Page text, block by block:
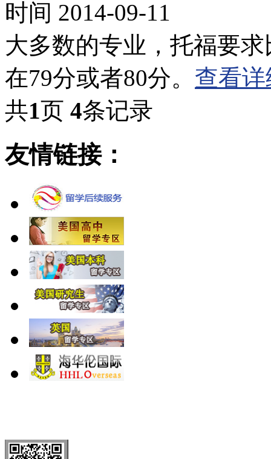
时间 2014-09-11
大多数的专业，托福要
在79分或者80分。 查看详
共1页 4条记录
友情链接：